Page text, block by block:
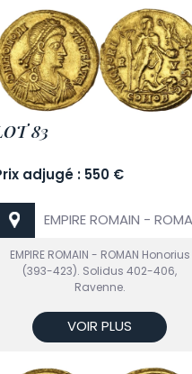
83
adjugé : 550 €
EMPIRE ROMAIN -
EMPIRE ROMAIN - ROMAN Honorius
(393-423). Solidus 402-406,
Ravenne.
VOIR PLUS